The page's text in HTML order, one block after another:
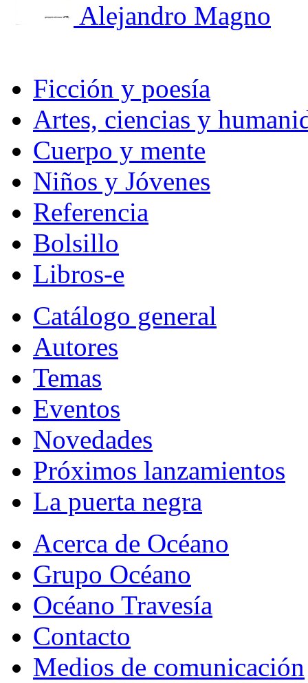
Alejandro Magno
Ficción y poesía
Artes, ciencias y
Cuerpo y mente
Niños y Jóvenes
Referencia
Bolsillo
Libros-e
Catálogo general
Autores
Temas
Eventos
Novedades
Próximos lanzamientos
La puerta negra
Acerca de Océano
Grupo Océano
Océano Travesía
Contacto
Medios de comunicación